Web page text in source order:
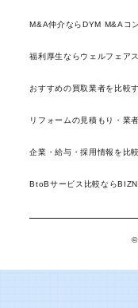
M&A仲介ならDYM M&Aコ
福利厚生ならウェルフェア
おすすめの買取業者を比較
リフォームの見積もり・業
企業・給与・採用情報を比
BtoBサービス比較なら
©